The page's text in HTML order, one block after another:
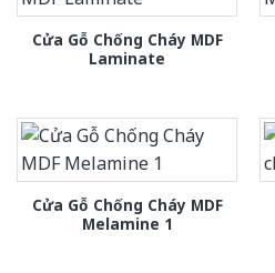
Cửa Gỗ Chống Cháy MDF
Laminate
Cửa Gỗ Chống Cháy MDF
Melamine 1